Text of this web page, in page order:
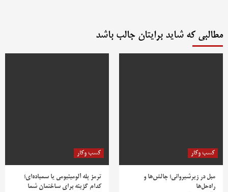
مطالبی که شاید برایتان جالب باشد
کسب وکار
مبل در زیرشیروانی؛ چالش‌ها و
راه‌حل‌ها
کسب وکار
ترمز پله آلومینیومی یا سمباده‌ای؛
کدام گزینه برای ساختمان شما